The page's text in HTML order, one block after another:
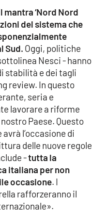
l mantra ‘Nord Nord
del sistema che
Sud. Oggi, politiche
Nesci - hanno
stabilità e dei tagli
review. In questo
seria e
lavorare a riforme
Paese. Questo
l’occasione di
delle nuove regole
-tutta la
italiana per non
occasione. I
rafforzeranno il